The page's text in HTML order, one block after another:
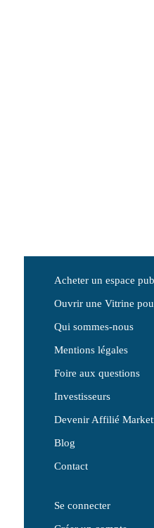
Acheter un espace
Ouvrir une Vitrine
Qui sommes-nous
Mentions légales
Foire aux questions
Investisseurs
Devenir Affilié
Blog
Contact
Se connecter